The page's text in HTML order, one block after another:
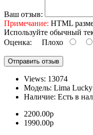
Ваш отзыв:
Примечание: HTML
Используйте обычный
Оценка: Плохо
Отправить отзыв
Views: 13074
Модель: Lima Lucky
Наличие: Есть в
2200.00р
1990.00р